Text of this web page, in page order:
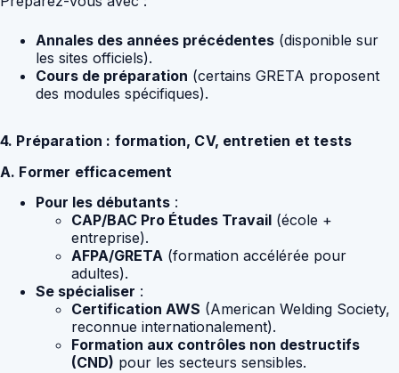
Annales des années précédentes (disponible sur
les sites officiels).
Cours de préparation (certains GRETA proposent
des modules spécifiques).
4. Préparation : formation, CV, entretien et tests
A. Former efficacement
Pour les débutants :
CAP/BAC Pro Études Travail (école +
entreprise).
AFPA/GRETA (formation accélérée pour
adultes).
Se spécialiser :
Certification AWS (American Welding Society,
reconnue internationalement).
Formation aux contrôles non destructifs
(CND) pour les secteurs sensibles.